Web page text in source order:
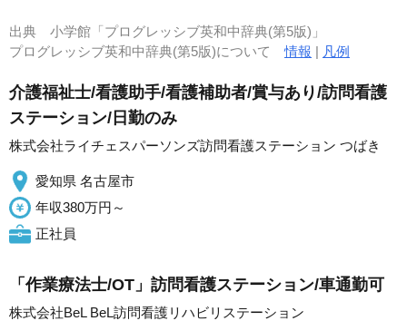
出典 小学館「プログレッシブ英和中辞典(第5版)」
プログレッシブ英和中辞典(第5版)について情報 | 凡例
介護福祉士/看護助手/看護補助者/賞与あり/訪問看護
ステーション/日勤のみ
株式会社ライチェスパーソンズ訪問看護ステーション つばき
愛知県 名古屋市
年収380万円～
正社員
「作業療法士/OT」訪問看護ステーション/車通勤可
株式会社BeL BeL訪問看護リハビリステーション